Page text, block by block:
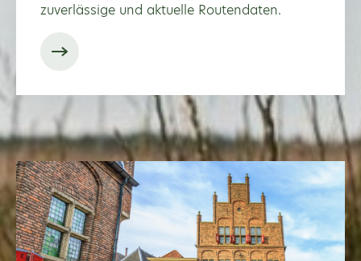
zuverlässige und aktuelle Routendaten.